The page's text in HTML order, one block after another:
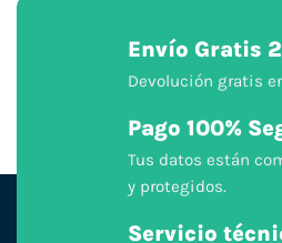
Envío Gratis
Devolución gratis
Pago 100%
Tus datos están
y protegidos.
Servicio